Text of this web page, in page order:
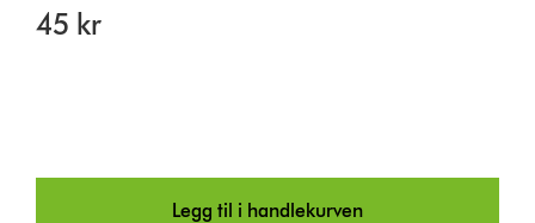
45 kr
Legg til i handlekurven